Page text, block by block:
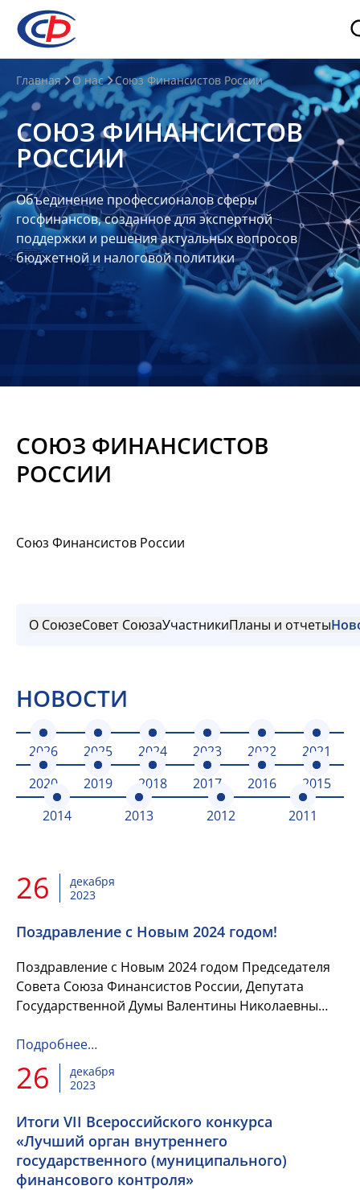
О
нас
О
СФР
Совет
Союза
Участники
Планы
отчеты
Контакты
Материалы
Главная О нас Союз Финансистов России
СОЮЗ ФИНАНСИСТОВ
РОССИИ
Объединение профессионалов сферы
госфинансов, созданное для экспертной
поддержки и решения актуальных вопросов
бюджетной и налоговой политики
СОЮЗ ФИНАНСИСТОВ
РОССИИ
Союз Финансистов России
О СоюзеСовет СоюзаУчастникиПланы и отчеты
НОВОСТИ
2026 2025 2024 2023 2022
2021
2020
2019 2018 2017 2016
2015
2014
2013 2012 2011
26
декабря
2023
Поздравление с Новым 2024 годом!
Поздравление с Новым 2024 годом Председателя
Совета Союза Финансистов России, Депутата
Государственной Думы Валентины Николаевны
Подробнее…
26
декабря
2023
Итоги VII Всероссийского конкурса
«Лучший орган внутреннего
государственного (муниципального)
финансового контроля»